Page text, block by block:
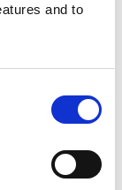
and to
una